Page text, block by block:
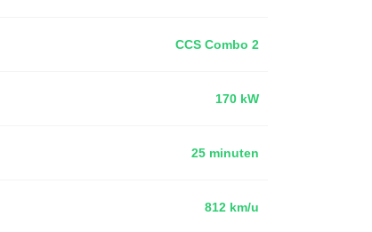
CCS Combo 2
170 kW
25 minuten
812 km/u